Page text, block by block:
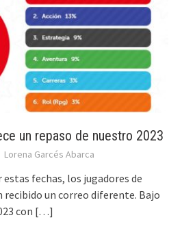
un repaso de nuestro 2023
Lorena Garcés Abarca
fechas, los jugadores de
un correo diferente. Bajo
con […]